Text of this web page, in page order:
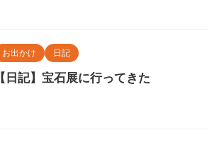
お出かけ 日記
【日記】宝石展に行ってきた